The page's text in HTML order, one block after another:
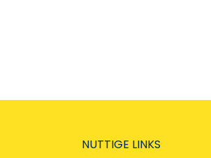
NUTTIGE LINKS